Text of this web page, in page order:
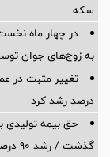
سکه
به زوج‌های جوان
درصد رشد کرد
گذشت / رشد 90 درصدی نسبت به مدت مشابه سال گذشته